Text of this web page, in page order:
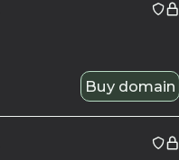
Buy domain